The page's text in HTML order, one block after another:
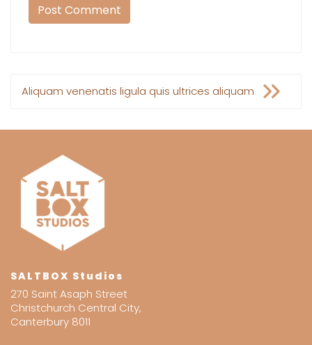
Post
Aliquam venenatis ligula quis ultrices aliquam
SALTBOX Studios
270 Saint Asaph Street
Christchurch Central City,
Canterbury 8011